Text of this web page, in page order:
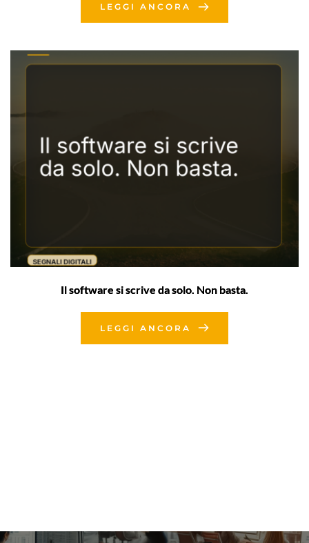
LEGGI ANCORA
Il software si scrive da solo. Non basta.
LEGGI ANCORA